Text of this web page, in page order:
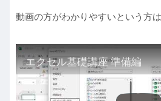
動画の方がわかりやすいという方
エクセル基礎講座 準備編